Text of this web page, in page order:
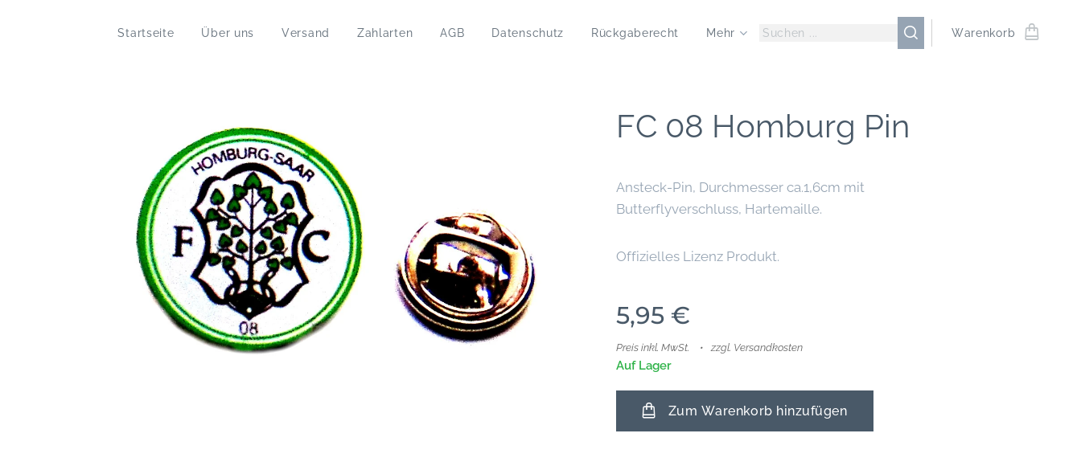
Startseite Über uns Versand Zahlarten AGB Datenschutz Rückgaberecht Mehr Warenkorb
FC 08 Homburg Pin
Ansteck-Pin, Durchmesser ca.1,6cm mit
Butterflyverschluss, Hartemaille.
Offizielles Lizenz Produkt.
5,95 €
Preis inkl. MwSt. zzgl. Versandkosten
Auf Lager
Zum Warenkorb hinzufügen